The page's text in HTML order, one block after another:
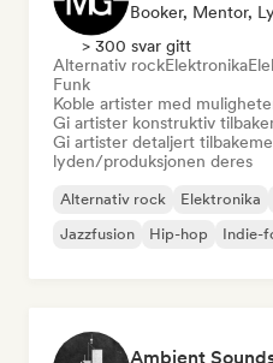
Booker, Mentor,
> 300 svar gitt
Alternativ rockElektronika
Funk
Koble artister med
Gi artister konstruktiv
Gi artister detaljert
lyden/produksjonen deres
Alternativ rock Elektronika
Jazzfusion
Hip-hop Indie-
Ambient